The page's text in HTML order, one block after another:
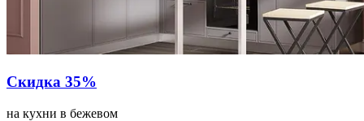
Скидка 35%
на кухни в бежевом